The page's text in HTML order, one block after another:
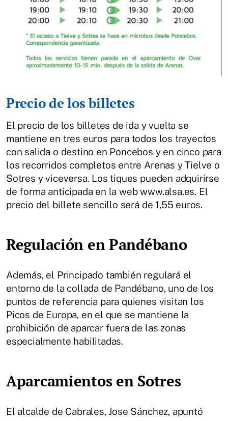
Precio de los billetes
El precio de los billetes de ida y vuelta se
mantiene en tres euros para todos los trayectos
con salida o destino en Poncebos y en cinco para
los recorridos completos entre Arenas y Tielve o
Sotres y viceversa. Los tiques pueden adquirirse
de forma anticipada en la web www.alsa.es. El
precio del billete sencillo será de 1,55 euros.
Regulación en Pandébano
Además, el Principado también regulará el
entorno de la collada de Pandébano, uno de los
puntos de referencia para quienes visitan los
Picos de Europa, en el que se mantiene la
prohibición de aparcar fuera de las zonas
especialmente habilitadas.
Aparcamientos en Sotres
El alcalde de Cabrales, Jose Sánchez, apuntó